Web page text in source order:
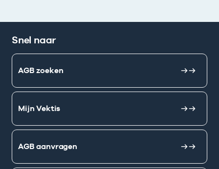
Snel naar
AGB zoeken
Mijn Vektis
AGB aanvragen